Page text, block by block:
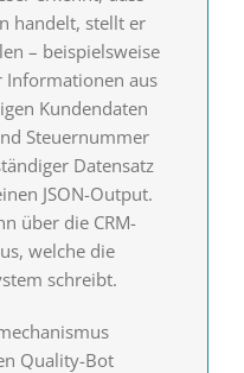
handelt, stellt er
– beispielsweise
Informationen aus
Kundendaten
Steuernummer
Datensatz
JSON-Output.
über die CRM-
welche die
schreibt.
Quality-Bot